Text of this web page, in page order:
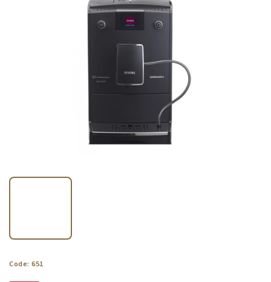
Code: 651